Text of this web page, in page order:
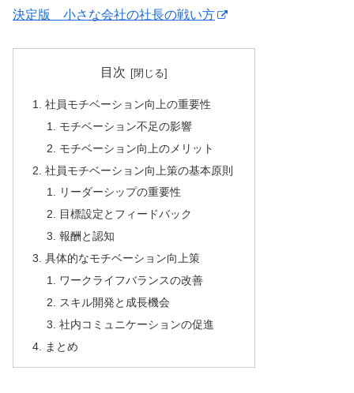
決定版 小さな会社の社長の戦い方
目次
社員モチベーション向上の重要性
モチベーション不足の影響
モチベーション向上のメリット
社員モチベーション向上策の基本原則
リーダーシップの重要性
目標設定とフィードバック
報酬と認知
具体的なモチベーション向上策
ワークライフバランスの改善
スキル開発と成長機会
社内コミュニケーションの促進
まとめ